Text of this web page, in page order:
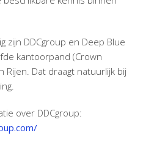
zijn DDCgroup en Deep Blue
kantoorpand (Crown
Rijen. Dat draagt natuurlijk bij
over DDCgroup: